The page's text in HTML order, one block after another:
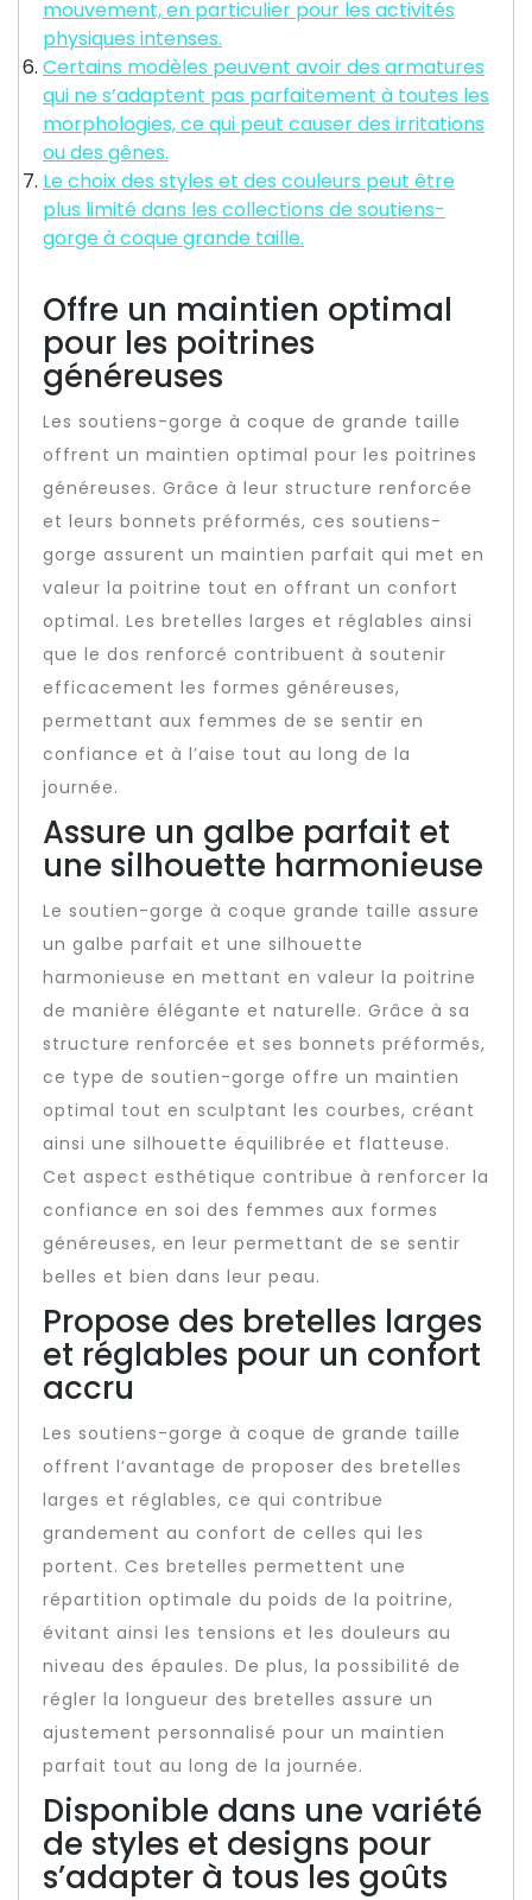
mouvement, en particulier pour les activités
physiques intenses.
Certains modèles peuvent avoir des armatures
qui ne s’adaptent pas parfaitement à toutes les
morphologies, ce qui peut causer des irritations
ou des gênes.
Le choix des styles et des couleurs peut être
plus limité dans les collections de soutiens-
gorge à coque grande taille.
Offre un maintien optimal
pour les poitrines
généreuses
Les soutiens-gorge à coque de grande taille
offrent un maintien optimal pour les poitrines
généreuses. Grâce à leur structure renforcée
et leurs bonnets préformés, ces soutiens-
gorge assurent un maintien parfait qui met en
valeur la poitrine tout en offrant un confort
optimal. Les bretelles larges et réglables ainsi
que le dos renforcé contribuent à soutenir
efficacement les formes généreuses,
permettant aux femmes de se sentir en
confiance et à l’aise tout au long de la
journée.
Assure un galbe parfait et
une silhouette harmonieuse
Le soutien-gorge à coque grande taille assure
un galbe parfait et une silhouette
harmonieuse en mettant en valeur la poitrine
de manière élégante et naturelle. Grâce à sa
structure renforcée et ses bonnets préformés,
ce type de soutien-gorge offre un maintien
optimal tout en sculptant les courbes, créant
ainsi une silhouette équilibrée et flatteuse.
Cet aspect esthétique contribue à renforcer la
confiance en soi des femmes aux formes
généreuses, en leur permettant de se sentir
belles et bien dans leur peau.
Propose des bretelles larges
et réglables pour un confort
accru
Les soutiens-gorge à coque de grande taille
offrent l’avantage de proposer des bretelles
larges et réglables, ce qui contribue
grandement au confort de celles qui les
portent. Ces bretelles permettent une
répartition optimale du poids de la poitrine,
évitant ainsi les tensions et les douleurs au
niveau des épaules. De plus, la possibilité de
régler la longueur des bretelles assure un
ajustement personnalisé pour un maintien
parfait tout au long de la journée.
Disponible dans une variété
de styles et designs pour
s’adapter à tous les goûts